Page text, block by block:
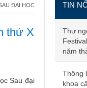
ĐẠI HỌC
thứ X
Sau đại
TIN
Thư
năm
Thông
khoa